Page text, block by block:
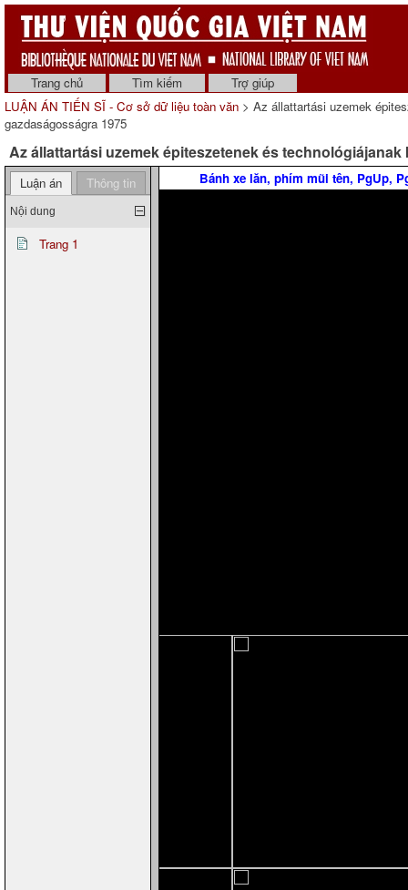
Trang chủ Tìm kiếm
Trợ giúp
LUẬN ÁN TIẾN SĨ - Cơ sở dữ liệu toàn văn > Az állattartási uzemek
gazdaságosságra 1975
Az állattartási uzemek épiteszetenek és
Luận án Thông tin
Nội dung
Trang 1
Bánh xe lăn, phím mũi tên, PgUp,